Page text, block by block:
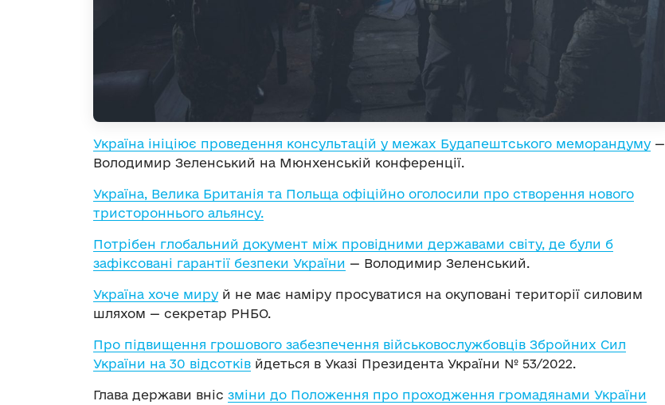
Україна ініціює проведення консультацій у межах Будапештського меморандуму —
Володимир Зеленський на Мюнхенській конференції.
Україна, Велика Британія та Польща офіційно оголосили про створення нового
тристороннього альянсу.
Потрібен глобальний документ між провідними державами світу, де були б
зафіксовані гарантії безпеки України — Володимир Зеленський.
Україна хоче миру й не має наміру просуватися на окуповані території силовим
шляхом — секретар РНБО.
Про підвищення грошового забезпечення військовослужбовців Збройних Сил
України на 30 відсотків йдеться в Указі Президента України № 53/2022.
Глава держави вніс зміни до Положення про проходження громадянами України